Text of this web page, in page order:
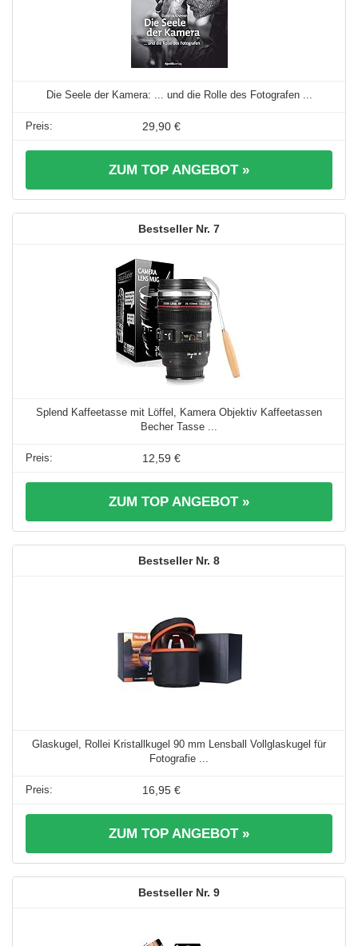
Die Seele der Kamera: ... und die Rolle des Fotografen ...
29,90 €
ZUM TOP ANGEBOT »
7
Splend Kaffeetasse mit Löffel, Kamera Objektiv Kaffeetassen
Becher Tasse ...
12,59 €
ZUM TOP ANGEBOT »
8
Glaskugel, Rollei Kristallkugel 90 mm Lensball Vollglaskugel für
Fotografie ...
16,95 €
ZUM TOP ANGEBOT »
9